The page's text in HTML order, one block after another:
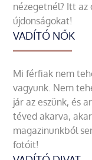
nézegetnél? Itt az
újdonságokat!
VADÍTÓ NŐK
Mi férfiak nem
vagyunk. Nem
jár az eszünk, és
téved akarva,
magazinunkból
fotóit!